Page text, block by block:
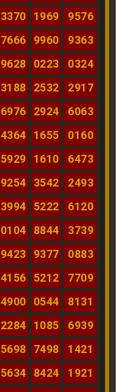
3370 1969
9576
7666 9960
9363
9628 0223
0324
3188 2532
2917
6976 2924
6063
4364 1655
0160
5929 1610
6473
9254 3542
2493
3994 5222
6120
0104 8844
3739
9423 9377
0883
4156 5212
7709
4900 0544
8131
2284 1085
6939
5698 7498
1421
5634 8424
1921